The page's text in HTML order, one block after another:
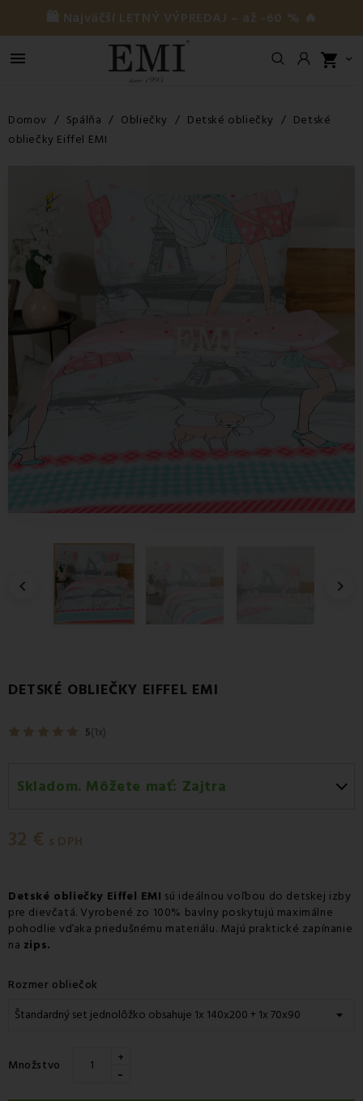
🛍️ Najväčší LETNÝ VÝPREDAJ – až -60 % 🔥
 shopping_cart 
Domov Spálňa Obliečky Detské obliečky
Detské
obliečky Eiffel EMI
 
DETSKÉ OBLIEČKY EIFFEL EMI
5(1x)
Skladom. Môžete mať: Zajtra
Zajtra -Vyzdvihnutie na predajni
Zajtra-Osobný odber v odbernom mieste GLS
Pondelok 10.08 -Packeta doručenie kuriérom na
adresu
32 € s DPH
Detské obliečky Eiffel EMI sú ideálnou voľbou do detskej izby
pre dievčatá. Vyrobené zo 100% bavlny poskytujú maximálne
pohodlie vďaka priedušnému materiálu. Majú praktické zapínanie
na zips.
Rozmer obliečok
Množstvo +
-